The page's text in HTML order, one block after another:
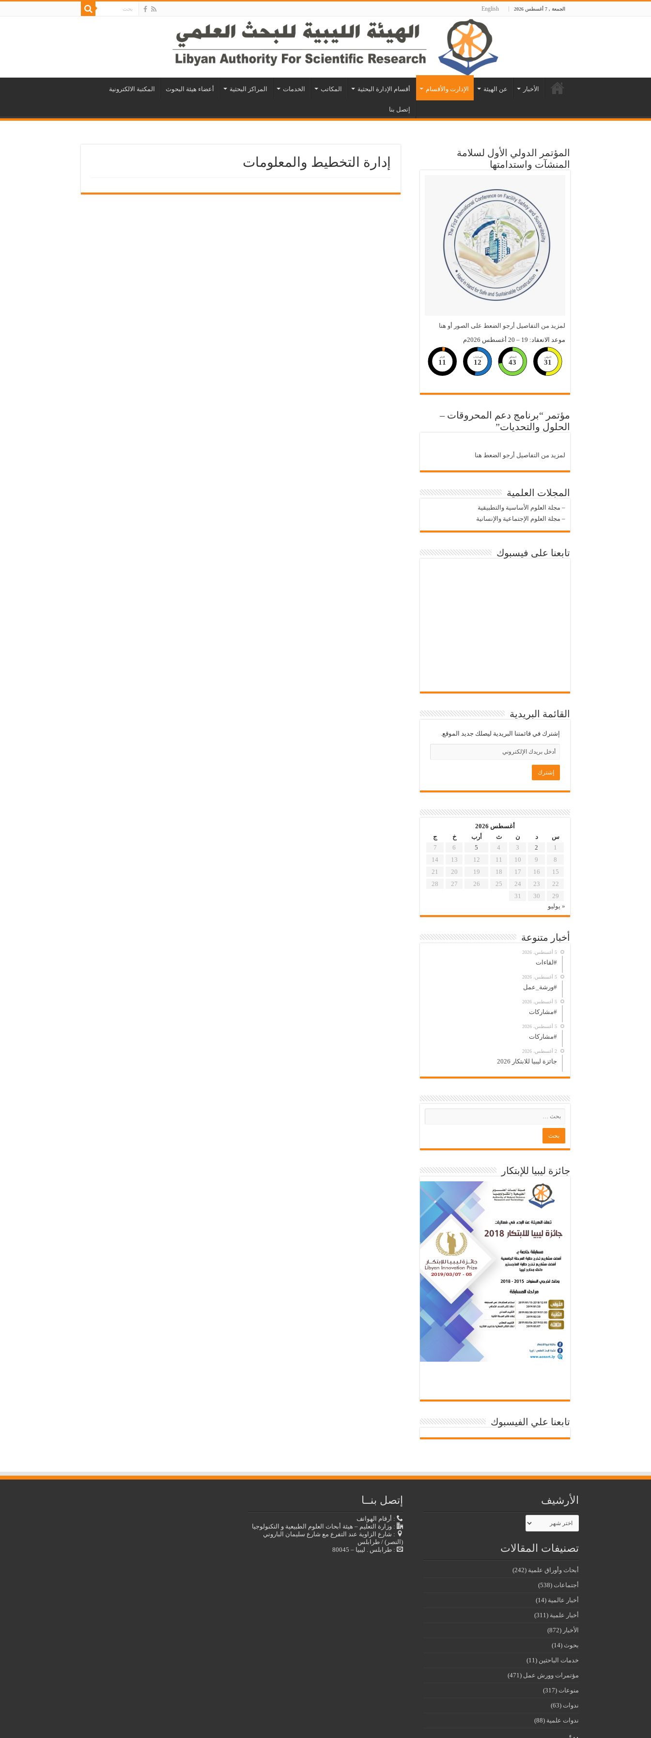
الجمعة , 7 أغسطس 2026 English
الأخبار عن الهيئة الإدارت والأقسام أقسام الإدارة البحثية المكاتب الخدمات المراكز البحثية أعضاء هيئة البحوث المكتبة الالكترونية
إتصل بنا
إدارة التخطيط والمعلومات
المؤتمر الدولي الأول لسلامة
المنشآت واستدامتها
لمزيد من التفاصيل أرجو الضعط على الصور أو هنا
موعد الانعقاد: 19 – 20 أغسطس 2026م
الايام
11
الساعات
12
الدقائق
43
الثواني
30
مؤتمر “برنامج دعم المحروقات –
الحلول والتحديات”
لمزيد من التفاصيل أرجو الضعط هنا
المجلات العلمية
– مجلة العلوم الأساسية والتطبيقية
– مجلة العلوم الإجتماعية والإنسانية
تابعنا على فيسبوك
القائمة البريدية
إشترك في قائمتنا البريدية ليصلك جديد الموقع.
أغسطس 2026
س
د ن ث أرب خ
ج
1
2
3
4
5
6
7
8
9
10
11
12
13
14
15
16
17
18
19
20
21
22
23
24
25
26
27
28
29
30
31
« يوليو
أخبار متنوعة
5 أغسطس، 2026
#لقاءات
5 أغسطس، 2026
#ورشة_عمل
5 أغسطس، 2026
#مشاركات
5 أغسطس، 2026
#مشاركات
2 أغسطس، 2026
جائزة ليبيا للابتكار 2026
جائزة ليبيا للإبتكار
تابعنا علي الفيسبوك
الأرشيف
الأرشيف
تصنيفات المقالات
أبحاث وأوراق علمية (242)
أجتماعات (538)
أخبار عالمية (14)
أخبار علمية (311)
الأخبار (872)
بحوث (14)
خدمات الباحثين (11)
مؤتمرات وورش عمل (471)
منوعات (317)
ندوات (63)
ندوات علمية (88)
إتصل بنــا
: أرقام الهواتف
: وزارة التعليم – هيئة أبحاث العلوم الطبيعية و التكنولوجيا
: شارع الزاوية عند التفرع مع شارع سليمان الباروني
(النصر) / طرابلس
: طرابلس . ليبيا – 80045